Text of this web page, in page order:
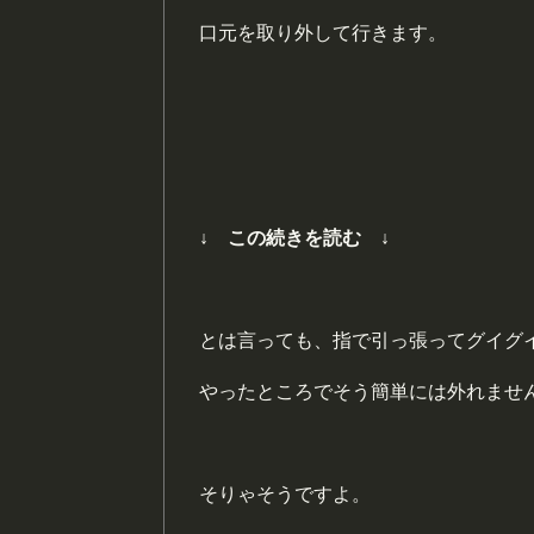
口元を取り外して行きます。
↓ この続きを読む ↓
とは言っても、指で引っ張ってグイグ
やったところでそう簡単には外れませ
そりゃそうですよ。